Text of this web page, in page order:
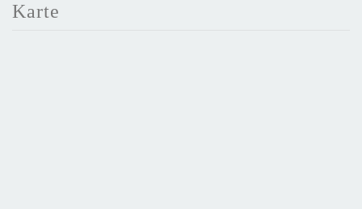
Karte